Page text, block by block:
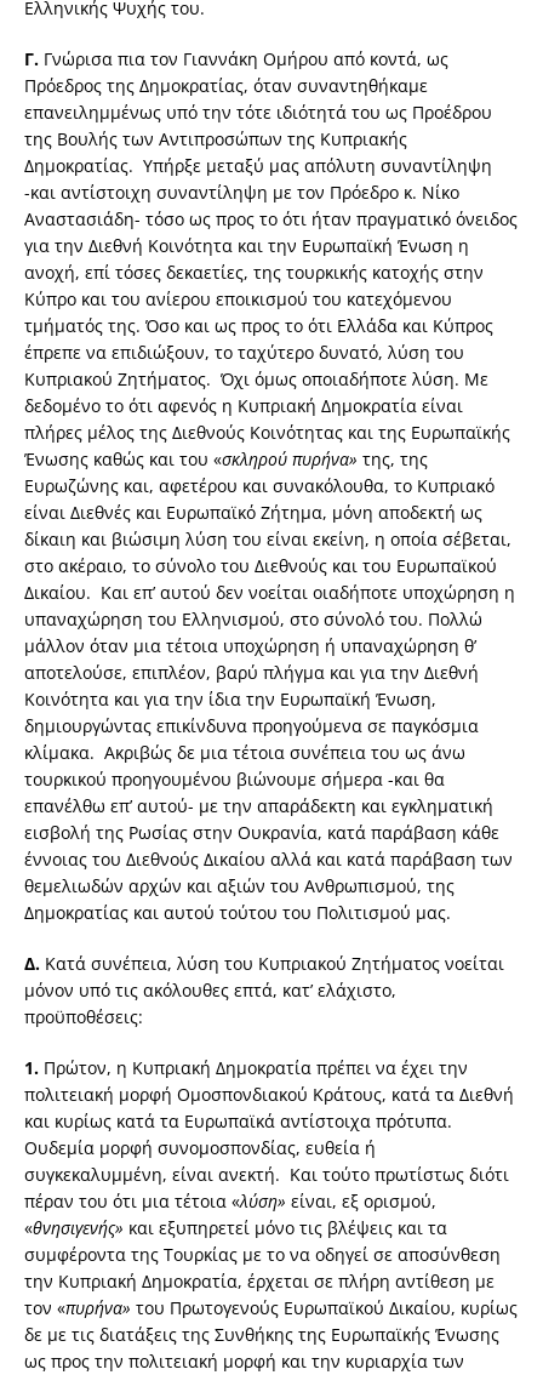
Ελληνικής Ψυχής του.
Γ. Γνώρισα πια τον Γιαννάκη Ομήρου από κοντά, ως
Πρόεδρος της Δημοκρατίας, όταν συναντηθήκαμε
επανειλημμένως υπό την τότε ιδιότητά του ως Προέδρου
της Βουλής των Αντιπροσώπων της Κυπριακής
Δημοκρατίας. Υπήρξε μεταξύ μας απόλυτη συναντίληψη
-και αντίστοιχη συναντίληψη με τον Πρόεδρο κ. Νίκο
Αναστασιάδη- τόσο ως προς το ότι ήταν πραγματικό όνειδος
για την Διεθνή Κοινότητα και την Ευρωπαϊκή Ένωση η
ανοχή, επί τόσες δεκαετίες, της τουρκικής κατοχής στην
Κύπρο και του ανίερου εποικισμού του κατεχόμενου
τμήματός της. Όσο και ως προς το ότι Ελλάδα και Κύπρος
έπρεπε να επιδιώξουν, το ταχύτερο δυνατό, λύση του
Κυπριακού Ζητήματος. Όχι όμως οποιαδήποτε λύση. Με
δεδομένο το ότι αφενός η Κυπριακή Δημοκρατία είναι
πλήρες μέλος της Διεθνούς Κοινότητας και της Ευρωπαϊκής
Ένωσης καθώς και του «σκληρού πυρήνα» της, της
Ευρωζώνης και, αφετέρου και συνακόλουθα, το Κυπριακό
είναι Διεθνές και Ευρωπαϊκό Ζήτημα, μόνη αποδεκτή ως
δίκαιη και βιώσιμη λύση του είναι εκείνη, η οποία σέβεται,
στο ακέραιο, το σύνολο του Διεθνούς και του Ευρωπαϊκού
Δικαίου. Και επ’ αυτού δεν νοείται οιαδήποτε υποχώρηση η
υπαναχώρηση του Ελληνισμού, στο σύνολό του. Πολλώ
μάλλον όταν μια τέτοια υποχώρηση ή υπαναχώρηση θ’
αποτελούσε, επιπλέον, βαρύ πλήγμα και για την Διεθνή
Κοινότητα και για την ίδια την Ευρωπαϊκή Ένωση,
δημιουργώντας επικίνδυνα προηγούμενα σε παγκόσμια
κλίμακα. Ακριβώς δε μια τέτοια συνέπεια του ως άνω
τουρκικού προηγουμένου βιώνουμε σήμερα -και θα
επανέλθω επ’ αυτού- με την απαράδεκτη και εγκληματική
εισβολή της Ρωσίας στην Ουκρανία, κατά παράβαση κάθε
έννοιας του Διεθνούς Δικαίου αλλά και κατά παράβαση των
θεμελιωδών αρχών και αξιών του Ανθρωπισμού, της
Δημοκρατίας και αυτού τούτου του Πολιτισμού μας.
Δ. Κατά συνέπεια, λύση του Κυπριακού Ζητήματος νοείται
μόνον υπό τις ακόλουθες επτά, κατ’ ελάχιστο,
προϋποθέσεις:
1. Πρώτον, η Κυπριακή Δημοκρατία πρέπει να έχει την
πολιτειακή μορφή Ομοσπονδιακού Κράτους, κατά τα Διεθνή
και κυρίως κατά τα Ευρωπαϊκά αντίστοιχα πρότυπα.
Ουδεμία μορφή συνομοσπονδίας, ευθεία ή
συγκεκαλυμμένη, είναι ανεκτή. Και τούτο πρωτίστως διότι
πέραν του ότι μια τέτοια «λύση» είναι, εξ ορισμού,
«θνησιγενής» και εξυπηρετεί μόνο τις βλέψεις και τα
συμφέροντα της Τουρκίας με το να οδηγεί σε αποσύνθεση
την Κυπριακή Δημοκρατία, έρχεται σε πλήρη αντίθεση με
τον «πυρήνα» του Πρωτογενούς Ευρωπαϊκού Δικαίου, κυρίως
δε με τις διατάξεις της Συνθήκης της Ευρωπαϊκής Ένωσης
ως προς την πολιτειακή μορφή και την κυριαρχία των